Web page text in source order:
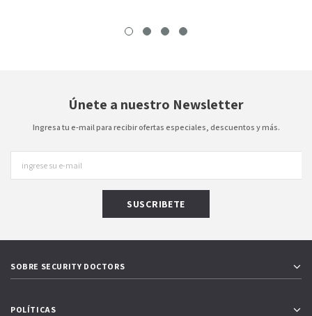
Únete a nuestro Newsletter
Ingresa tu e-mail para recibir ofertas especiales, descuentos y más.
SOBRE SECURITY DOCTORS
POLÍTICAS